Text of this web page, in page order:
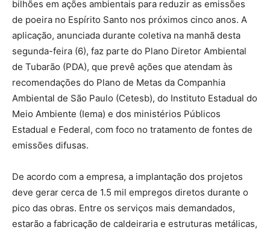
bilhões em ações ambientais para reduzir as emissões
de poeira no Espírito Santo nos próximos cinco anos. A
aplicação, anunciada durante coletiva na manhã desta
segunda-feira (6), faz parte do Plano Diretor Ambiental
de Tubarão (PDA), que prevê ações que atendam às
recomendações do Plano de Metas da Companhia
Ambiental de São Paulo (Cetesb), do Instituto Estadual do
Meio Ambiente (Iema) e dos ministérios Públicos
Estadual e Federal, com foco no tratamento de fontes de
emissões difusas.
De acordo com a empresa, a implantação dos projetos
deve gerar cerca de 1.5 mil empregos diretos durante o
pico das obras. Entre os serviços mais demandados,
estarão a fabricação de caldeiraria e estruturas metálicas,